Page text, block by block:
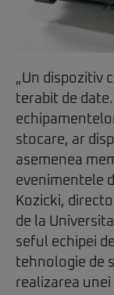
„Un dispozitiv
terabit de
stocare, ar
asemenea
evenimentele
Kozicki,
de la
seful echipei
tehnologie de
realizarea